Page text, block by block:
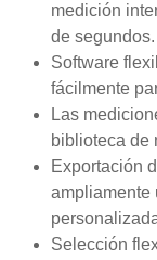
medición
de segundos.
Software
fácilmente
Las
biblioteca de
Exportación
ampliamente
Selección